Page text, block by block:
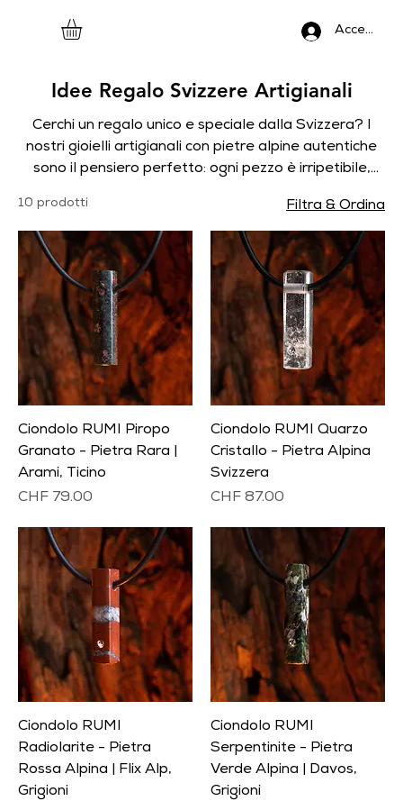
Accedi
Idee Regalo Svizzere Artigianali
Cerchi un regalo unico e speciale dalla Svizzera? I
nostri gioielli artigianali con pietre alpine autentiche
sono il pensiero perfetto: ogni pezzo è irripetibile,
come ricordo di viaggio o regalo per chi ama la
natura e le montagne.
10 prodotti Filtra & Ordina
Ciondolo RUMI Piropo
Granato - Pietra Rara |
Arami, Ticino
Prezzo
CHF 79.00
Ciondolo RUMI Quarzo
Cristallo - Pietra Alpina
Svizzera
Prezzo
CHF 87.00
Ciondolo RUMI
Radiolarite - Pietra
Rossa Alpina | Flix Alp,
Grigioni
Ciondolo RUMI
Serpentinite - Pietra
Verde Alpina | Davos,
Grigioni